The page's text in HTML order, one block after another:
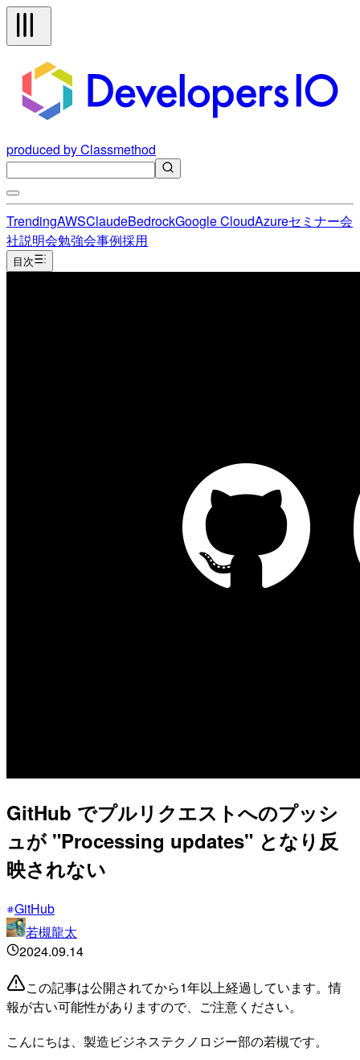
produced by Classmethod
TrendingAWSClaudeBedrockGoogle CloudAzureセミナー会
社説明会勉強会事例採用
目次
GitHub でプルリクエストへのプッシ
ュが "Processing updates" となり反
映されない
GitHub
若槻龍太
2024.09.14
この記事は公開されてから1年以上経過しています。情
報が古い可能性がありますので、ご注意ください。
こんにちは、製造ビジネステクノロジー部の若槻です。